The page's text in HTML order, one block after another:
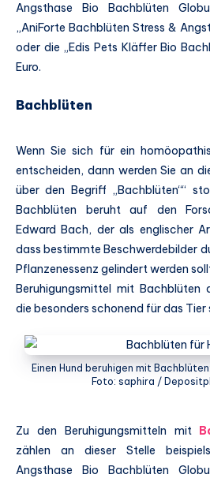
Angsthase Bio Bachblüten
„AniForte Bachblüten Stress &
oder die „Edis Pets Kläffer Bio
Euro.
Bachblüten
Wenn Sie sich für ein
entscheiden, dann werden Sie an
über den Begriff „Bachblüten““
Bachblüten beruht auf den
Edward Bach, der als englischer
dass bestimmte Beschwerdebilder
Pflanzenessenz gelindert werden
Beruhigungsmittel mit Bachblüten
die besonders schonend für das Tier
Einen Hund beruhigen mit
Foto: saphira /
Zu den Beruhigungsmitteln mit
zählen an dieser Stelle
Angsthase Bio Bachblüten